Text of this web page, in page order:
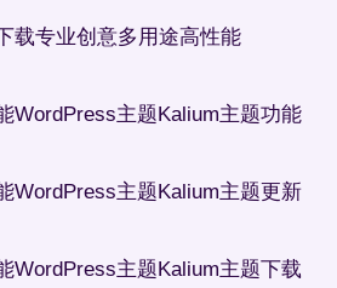
载专业创意多用途高性能
WordPress主题Kalium主题功能
WordPress主题Kalium主题更新
WordPress主题Kalium主题下载